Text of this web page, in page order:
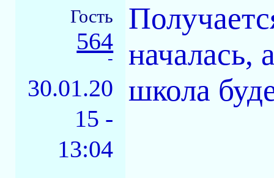
Гость
564
-
30.01.20
15 -
13:04
началась,
школа